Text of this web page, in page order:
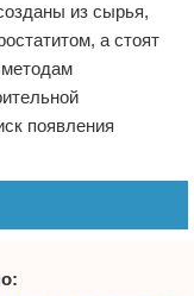
из сырья,
а стоят
методам
появления